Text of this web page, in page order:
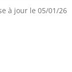
à jour le 05/01/26